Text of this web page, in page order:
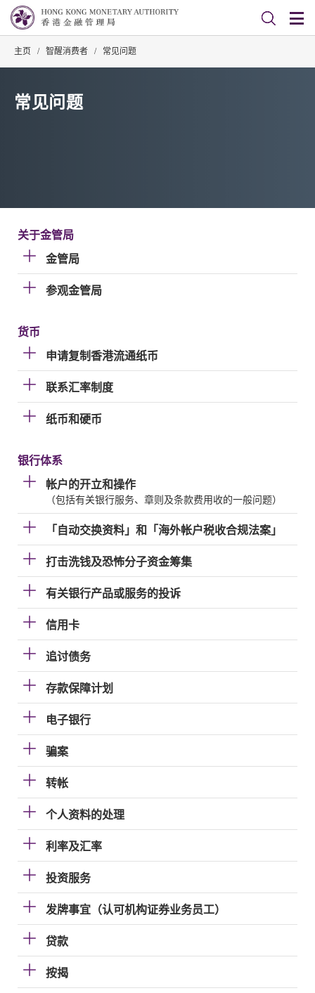
主页 / 智醒消费者 / 常见问题
常见问题
关于金管局
金管局
参观金管局
货币
申请复制香港流通纸币
联系汇率制度
纸币和硬币
银行体系
帐户的开立和操作
（包括有关银行服务、章则及条款费用收的一般问题）
「自动交换资料」和「海外帐户税收合规法案」
打击洗钱及恐怖分子资金筹集
有关银行产品或服务的投诉
信用卡
追讨债务
存款保障计划
电子银行
骗案
转帐
个人资料的处理
利率及汇率
投资服务
发牌事宜（认可机构证券业务员工）
贷款
按揭